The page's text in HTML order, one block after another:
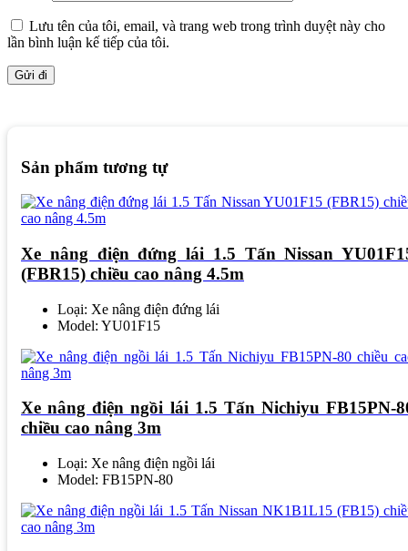
Lưu tên của tôi, email, và trang web trong trình duyệt này cho
lần bình luận kế tiếp của tôi.
Sản phẩm tương tự
Xe nâng điện đứng lái 1.5 Tấn Nissan
(FBR15) chiều cao nâng 4.5m
Loại: Xe nâng điện đứng lái
Model: YU01F15
Xe nâng điện ngồi lái 1.5 Tấn Nichiyu FB15PN-
chiều cao nâng 3m
Loại: Xe nâng điện ngồi lái
Model: FB15PN-80